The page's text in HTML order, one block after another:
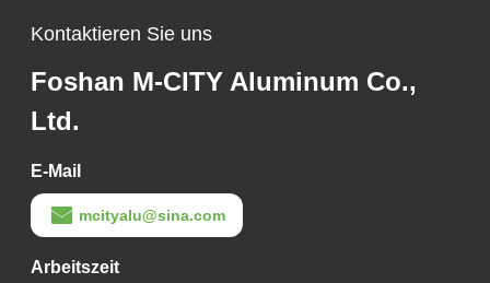
Kontaktieren Sie uns
Foshan M-CITY Aluminum Co.,
Ltd.
E-Mail
mcityalu@sina.com
Arbeitszeit